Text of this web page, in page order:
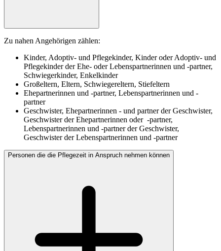
Zu nahen Angehörigen zählen:
Kinder, Adoptiv- und Pflegekinder, Kinder oder Adoptiv- und
Pflegekinder der Ehe- oder Lebenspartnerinnen und -partner,
Schwiegerkinder, Enkelkinder
Großeltern, Eltern, Schwiegereltern, Stiefeltern
Ehepartnerinnen und -partner, Lebenspartnerinnen und -
partner
Geschwister, Ehepartnerinnen - und partner der Geschwister,
Geschwister der Ehepartnerinnen oder -partner,
Lebenspartnerinnen und -partner der Geschwister,
Geschwister der Lebenspartnerinnen und -partner
Personen die die Pflegezeit in Anspruch nehmen können